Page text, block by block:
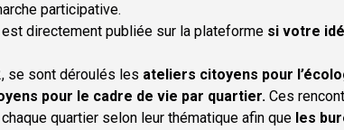
nouvel onglet)
participative.
directement publiée sur la plateforme si votre
se sont déroulés les ateliers citoyens pour
pour le cadre de vie par quartier. Ces
quartier selon leur thématique afin que les